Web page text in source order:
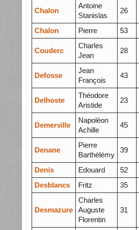
Chalon
Antoine
Stanislas
26
Chalon Pierre 53
Couderc
Charles
Jean
28
Defosse
Jean
François
43
Delhoste
Théodore
Aristide
23
Demerville
Napoléon
Achille
45
Denane
Pierre
Barthélémy
39
Denis Edouard 52
Desblancs
Fritz 35
Desmazure
Charles
Auguste
Florentin
31